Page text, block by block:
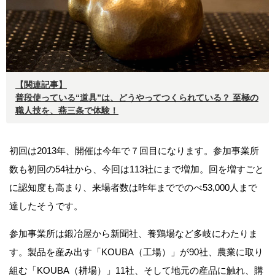
【関連記事】
普段使っている“道具”は、どうやってつくられている？ 至極の
職人技を、燕三条で体験！
初回は2013年、開催は今年で７回目になります。参加事業所
数も初回の54社から、今回は113社にまで増加。回を増すごと
に認知度も高まり、来場者数は昨年まででのべ53,000人まで
達したそうです。
参加事業所は鍛冶屋から新聞社、養鶏場など多岐にわたりま
す。製品を産み出す「KOUBA（工場）」が90社、農業に取り
組む「KOUBA（耕場）」11社、そして地元の産品に触れ、購